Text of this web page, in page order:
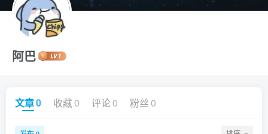
阿巴
文章0 收藏0 评论0 粉丝 0